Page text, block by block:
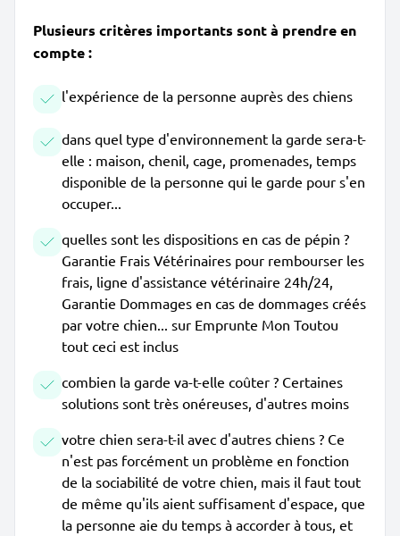
Plusieurs critères importants sont à prendre en
compte :
l'expérience de la personne auprès des chiens
dans quel type d'environnement la garde sera-t-
elle : maison, chenil, cage, promenades, temps
disponible de la personne qui le garde pour s'en
occuper...
quelles sont les dispositions en cas de pépin ?
Garantie Frais Vétérinaires pour rembourser les
frais, ligne d'assistance vétérinaire 24h/24,
Garantie Dommages en cas de dommages créés
par votre chien... sur Emprunte Mon Toutou
tout ceci est inclus
combien la garde va-t-elle coûter ? Certaines
solutions sont très onéreuses, d'autres moins
votre chien sera-t-il avec d'autres chiens ? Ce
n'est pas forcément un problème en fonction
de la sociabilité de votre chien, mais il faut tout
de même qu'ils aient suffisament d'espace, que
la personne aie du temps à accorder à tous, et